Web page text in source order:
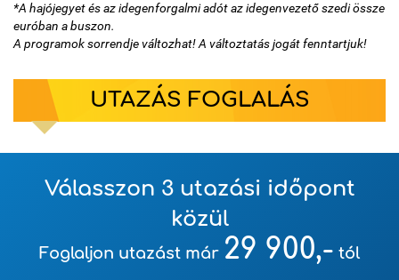
*A hajójegyet és az idegenforgalmi adót az idegenvezető szedi össze
euróban a buszon.
A programok sorrendje változhat! A változtatás jogát fenntartjuk!
UTAZÁS FOGLALÁS
Válasszon 3 utazási időpont
közül
Foglaljon utazást már 29 900,- tól